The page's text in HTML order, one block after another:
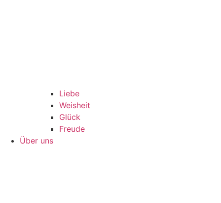
Liebe
Weisheit
Glück
Freude
Über uns